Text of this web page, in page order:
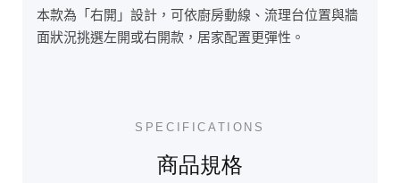
本款為「右開」設計，可依廚房動線、流理台位置與牆
面狀況挑選左開或右開款，居家配置更彈性。
SPECIFICATIONS
商品規格